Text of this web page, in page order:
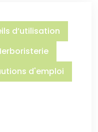
d’utilisation
d'emploi